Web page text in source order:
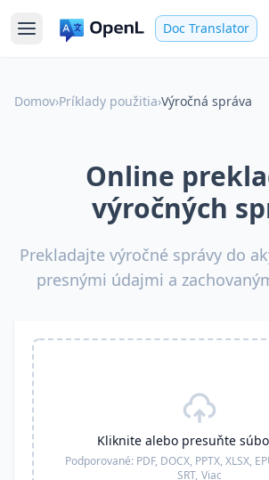
Doc Translator
Domov›Príklady použitia›Výročná správa
Online
výročných
Prekladajte výročné správy do
presnými údajmi a
Kliknite alebo presuňte
Podporované: PDF, DOCX, PPTX, XLSX,
SRT, Viac